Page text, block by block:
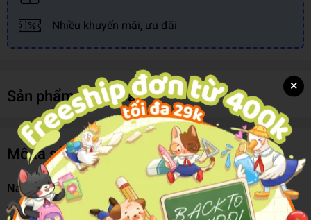
Nhiều khuyến mãi, ưu đãi
Sản phẩm cùng loại
Mô tả sản phẩm
Nam Châm Gắn Bảng 15mm - Deli 7823
×